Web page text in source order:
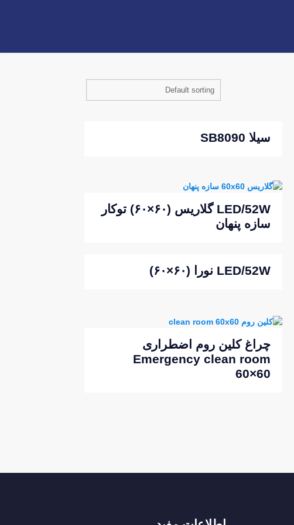
سیلا SB8090
LED/52W گلاریس (۶۰×۶۰) توکار
سازه پنهان
LED/52W نورا (۶۰×۶۰)
چراغ کلین روم اضطراری
Emergency clean room
60×60